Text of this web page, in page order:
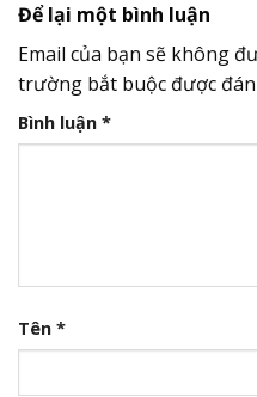
Để lại một bình luận
Email của bạn sẽ không
trường bắt buộc được
Bình luận *
Tên *